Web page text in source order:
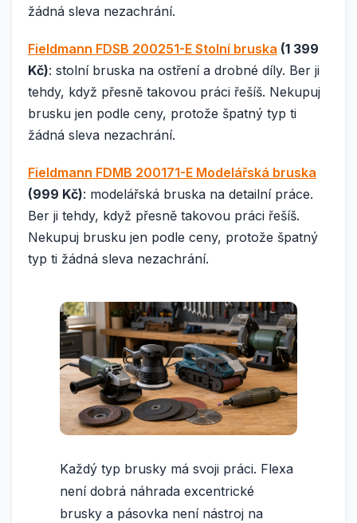
žádná sleva nezachrání.
Fieldmann FDSB 200251-E Stolní bruska (1 399
Kč): stolní bruska na ostření a drobné díly. Ber ji
tehdy, když přesně takovou práci řešíš. Nekupuj
brusku jen podle ceny, protože špatný typ ti
žádná sleva nezachrání.
Fieldmann FDMB 200171-E Modelářská bruska
(999 Kč): modelářská bruska na detailní práce.
Ber ji tehdy, když přesně takovou práci řešíš.
Nekupuj brusku jen podle ceny, protože špatný
typ ti žádná sleva nezachrání.
Každý typ brusky má svoji práci. Flexa
není dobrá náhrada excentrické
brusky a pásovka není nástroj na